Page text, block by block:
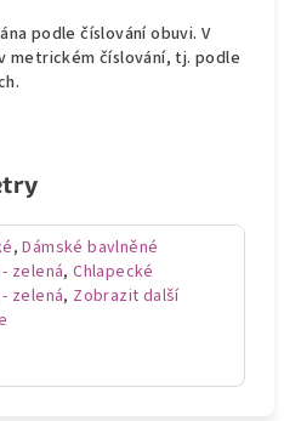
podle číslování obuvi. V
metrickém číslování, tj. podle
,Dámské bavlněné
zelená,Chlapecké
zelená, Zobrazit další